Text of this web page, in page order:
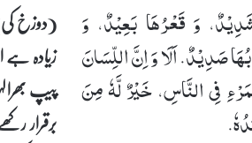
وَ قَعْرُهَا بَعِیْدٌ، وَ
صَدِیْدٌ. اَلَا وَ اِنَّ اللِّسَانَ
فِی النَّاسِ، خَیْرٌ لَّهٗ مِنَ
(دوزخ
زیادہ
پیپ
برقرار